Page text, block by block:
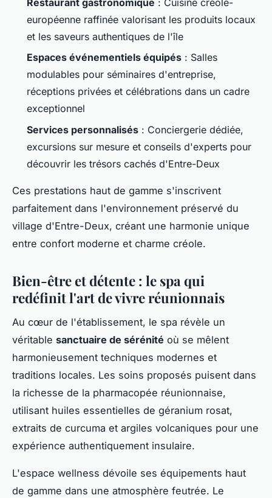
européenne raffinée valorisant les produits locaux
et les saveurs authentiques de l'île
Espaces événementiels équipés : Salles
modulables pour séminaires d'entreprise,
réceptions privées et célébrations dans un cadre
exceptionnel
Services personnalisés : Conciergerie dédiée,
excursions sur mesure et conseils d'experts pour
découvrir les trésors cachés d'Entre-Deux
Ces prestations haut de gamme s'inscrivent
parfaitement dans l'environnement préservé du
village d'Entre-Deux, créant une harmonie unique
entre confort moderne et charme créole.
Bien-être et détente : le spa qui
redéfinit l'art de vivre réunionnais
Au cœur de l'établissement, le spa révèle un
véritable sanctuaire de sérénité où se mêlent
harmonieusement techniques modernes et
traditions locales. Les soins proposés puisent dans
la richesse de la pharmacopée réunionnaise,
utilisant huiles essentielles de géranium rosat,
extraits de curcuma et argiles volcaniques pour une
expérience authentiquement insulaire.
L'espace wellness dévoile ses équipements haut
de gamme dans une atmosphère feutrée. Le